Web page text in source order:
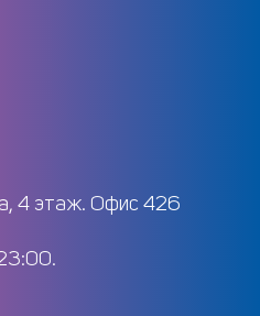
4 этаж. Офис 426